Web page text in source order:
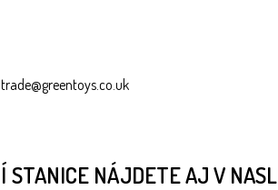
STANICE NÁJDETE AJ V